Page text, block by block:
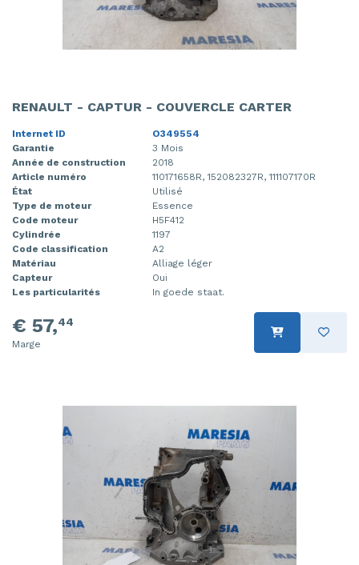
RENAULT - CAPTUR - COUVERCLE CARTER
Internet ID
O349554
Garantie
3 Mois
Année de construction
2018
Article numéro
110171658R, 152082327R, 111107170R
État
Utilisé
Type de moteur
Essence
Code moteur
H5F412
Cylindrée
1197
Code classification
A2
Matériau
Alliage léger
Capteur
Oui
Les particularités
In goede staat.
€ 57,44
Marge